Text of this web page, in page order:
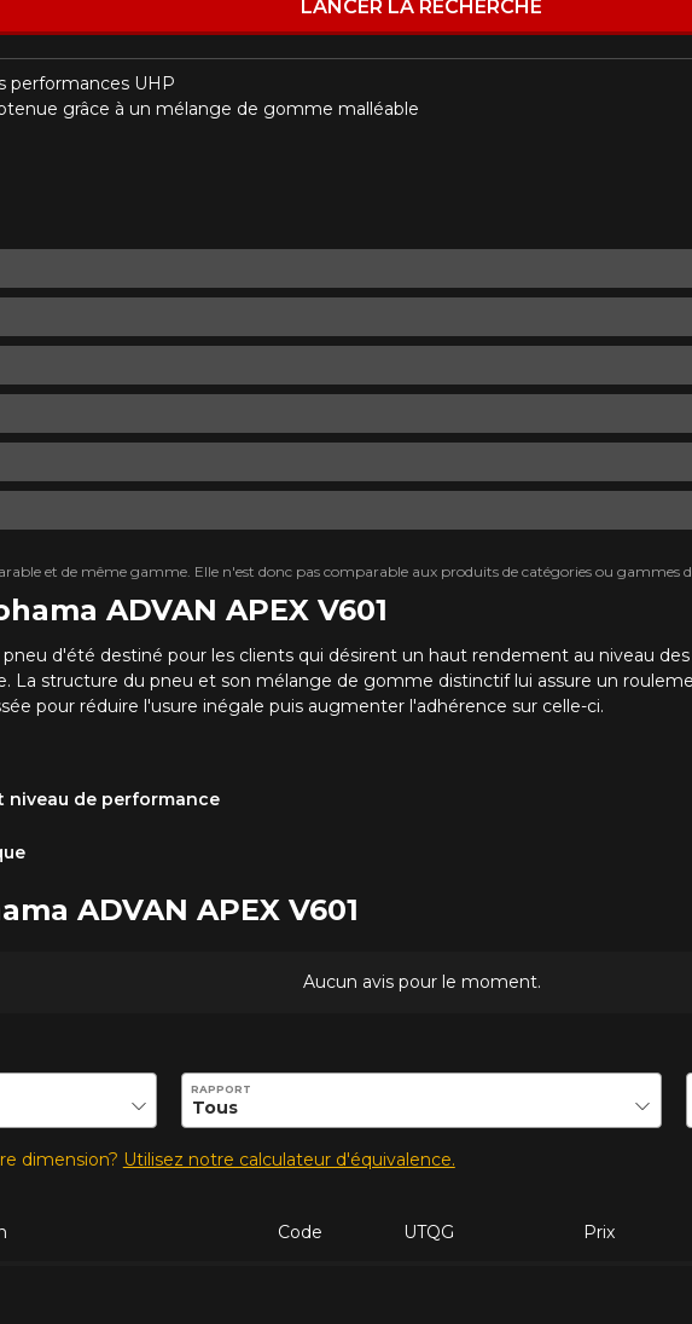
performances UHP
grâce à un mélange de gomme malléable
ADVAN APEX V601
d'été destiné pour les clients qui désirent un haut rendement au niveau
La structure du pneu et son mélange de gomme distinctif lui assure un
pour réduire l'usure inégale puis augmenter l'adhérence sur celle-ci.
LANCER LA RECHERCHE
et de même gamme. Elle n'est donc pas comparable aux produits de catégories ou gammes
niveau de performance
ADVAN APEX V601
Aucun avis pour le moment.
la disponibilité de ce produit.
RAPPORT
dimension? Utilisez notre calculateur d'équivalence.
Code UTQG Prix
vous?
dimension représente une possibilité d'équipement pour votre véhicule, vous devez vérifier